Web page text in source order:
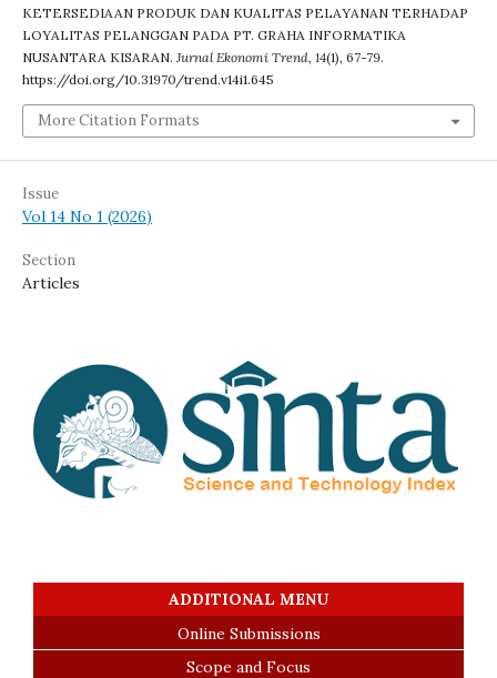
KETERSEDIAAN PRODUK DAN KUALITAS PELAYANAN TERHADAP
LOYALITAS PELANGGAN PADA PT. GRAHA INFORMATIKA
NUSANTARA KISARAN. Jurnal Ekonomi Trend, 14(1), 67-79.
https://doi.org/10.31970/trend.v14i1.645
More Citation Formats
Issue
Vol 14 No 1 (2026)
Section
Articles
ADDITIONAL MENU
Online Submissions
Scope and Focus